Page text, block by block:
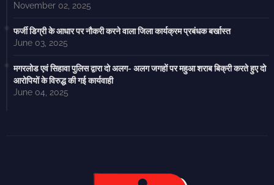
November 02, 2025
फर्जी डिग्री के आधार पर नौकरी करने वाला जिला कार्यक्रम प्रबंधक बर्खास्त
June 03, 2025
मगरलोड एवं सिहावा पुलिस द्वारा दो अलग- अलग जगहों पर महुआ शराब बिक्री करते हुए दो
आरोपियों के विरुद्ध की गई कार्यवाही
June 04, 2025